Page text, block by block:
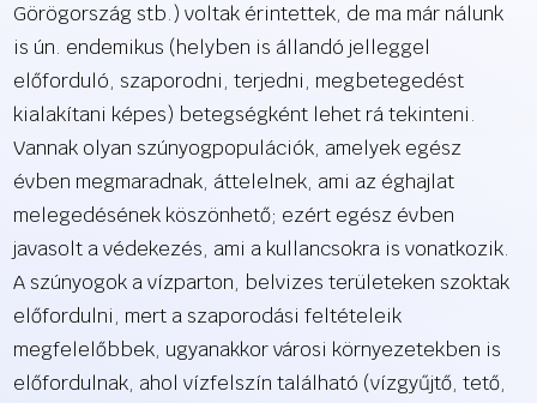
Görögország stb.) voltak érintettek, de ma már nálunk
is ún. endemikus (helyben is állandó jelleggel
előforduló, szaporodni, terjedni, megbetegedést
kialakítani képes) betegségként lehet rá tekinteni.
Vannak olyan szúnyogpopulációk, amelyek egész
évben megmaradnak, áttelelnek, ami az éghajlat
melegedésének köszönhető; ezért egész évben
javasolt a védekezés, ami a kullancsokra is vonatkozik.
A szúnyogok a vízparton, belvizes területeken szoktak
előfordulni, mert a szaporodási feltételeik
megfelelőbbek, ugyanakkor városi környezetekben is
előfordulnak, ahol vízfelszín található (vízgyűjtő, tető,